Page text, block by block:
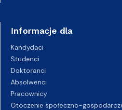
Informacje dla
Kandydaci
Studenci
Doktoranci
Absolwenci
Pracownicy
Otoczenie społeczno-